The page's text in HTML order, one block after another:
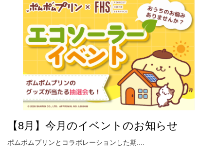
【8月】今月のイベントのお知らせ
ポムポムプリンとコラボレーションした期....